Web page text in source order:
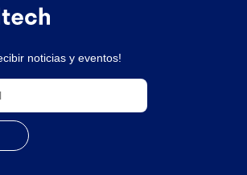
noticias y eventos!